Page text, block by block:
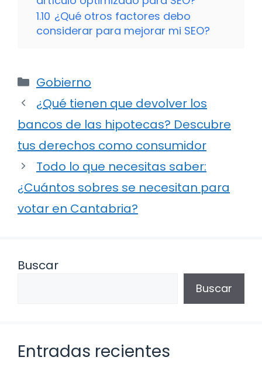
1.10 ¿Qué otros factores debo
considerar para mejorar mi SEO?
Categorías
Gobierno
¿Qué tienen que devolver los
bancos de las hipotecas? Descubre
tus derechos como consumidor
Todo lo que necesitas saber:
¿Cuántos sobres se necesitan para
votar en Cantabria?
Buscar
Buscar
Entradas recientes